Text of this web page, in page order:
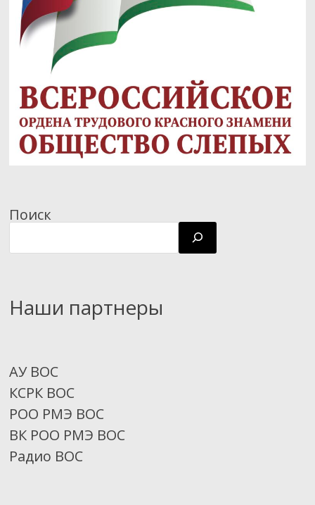
Поиск
Наши партнеры
АУ ВОС
КСРК ВОС
РОО РМЭ ВОС
ВК РОО РМЭ ВОС
Радио ВОС